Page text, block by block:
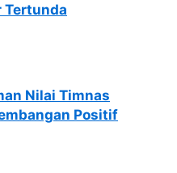
Tertunda
Nilai Timnas
Positif